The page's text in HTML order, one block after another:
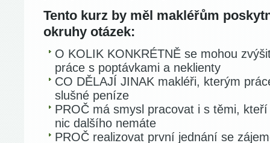
Tento kurz by měl makléřům
okruhy otázek:
O KOLIK KONKRÉTNĚ se mohou
práce s poptávkami a neklienty
CO DĚLAJÍ JINAK makléři, kterým
slušné peníze
PROČ má smysl pracovat i s těmi,
nic dalšího nemáte
PROČ realizovat první jednání se